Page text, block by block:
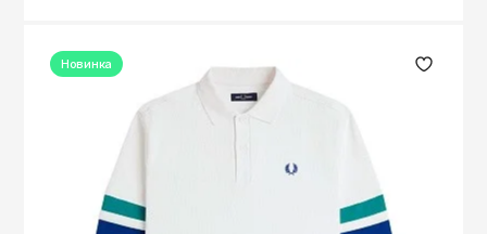
Новинка